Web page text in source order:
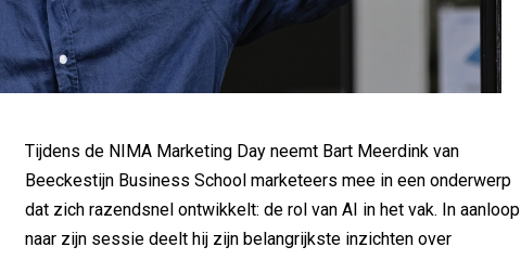
Tijdens de NIMA Marketing Day neemt Bart Meerdink van
Beeckestijn Business School marketeers mee in een onderwerp
dat zich razendsnel ontwikkelt: de rol van AI in het vak. In aanloop
naar zijn sessie deelt hij zijn belangrijkste inzichten over